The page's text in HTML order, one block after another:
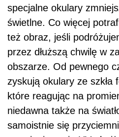
specjalne okulary
świetlne. Co więcej
też obraz, jeśli
przez dłuższą chwilę w
obszarze. Od pewnego
zyskują okulary ze szkła
które reagując na
niedawna także na
samoistnie się